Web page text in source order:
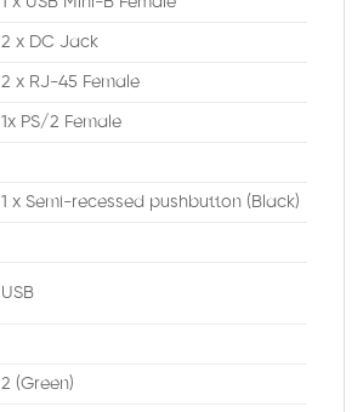
2 x DC Jack
2 x RJ-45 Female
1x PS/2 Female
1 x Semi-recessed pushbutton (Black)
USB
2 (Green)